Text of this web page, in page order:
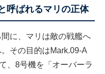
呼ばれるマリの正体
に、マリは敵の戦艦へ
その目的はMark.09-A
、8号機を「オーバーラ